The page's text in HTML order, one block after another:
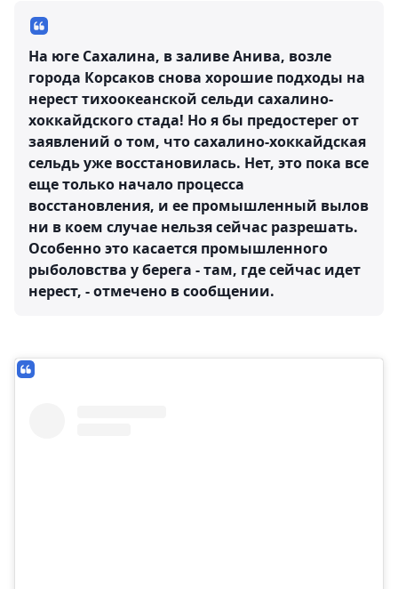
На юге Сахалина, в заливе Анива, возле
города Корсаков снова хорошие подходы на
нерест тихоокеанской сельди сахалино-
хоккайдского стада! Но я бы предостерег от
заявлений о том, что сахалино-хоккайдская
сельдь уже восстановилась. Нет, это пока все
еще только начало процесса
восстановления, и ее промышленный вылов
ни в коем случае нельзя сейчас разрешать.
Особенно это касается промышленного
рыболовства у берега - там, где сейчас идет
нерест, - отмечено в сообщении.